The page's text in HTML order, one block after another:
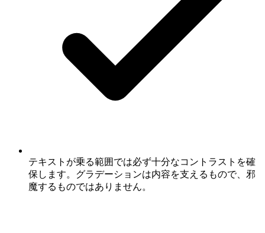
テキストが乗る範囲では必ず十分なコントラストを確
保します。グラデーションは内容を支えるもので、邪
魔するものではありません。